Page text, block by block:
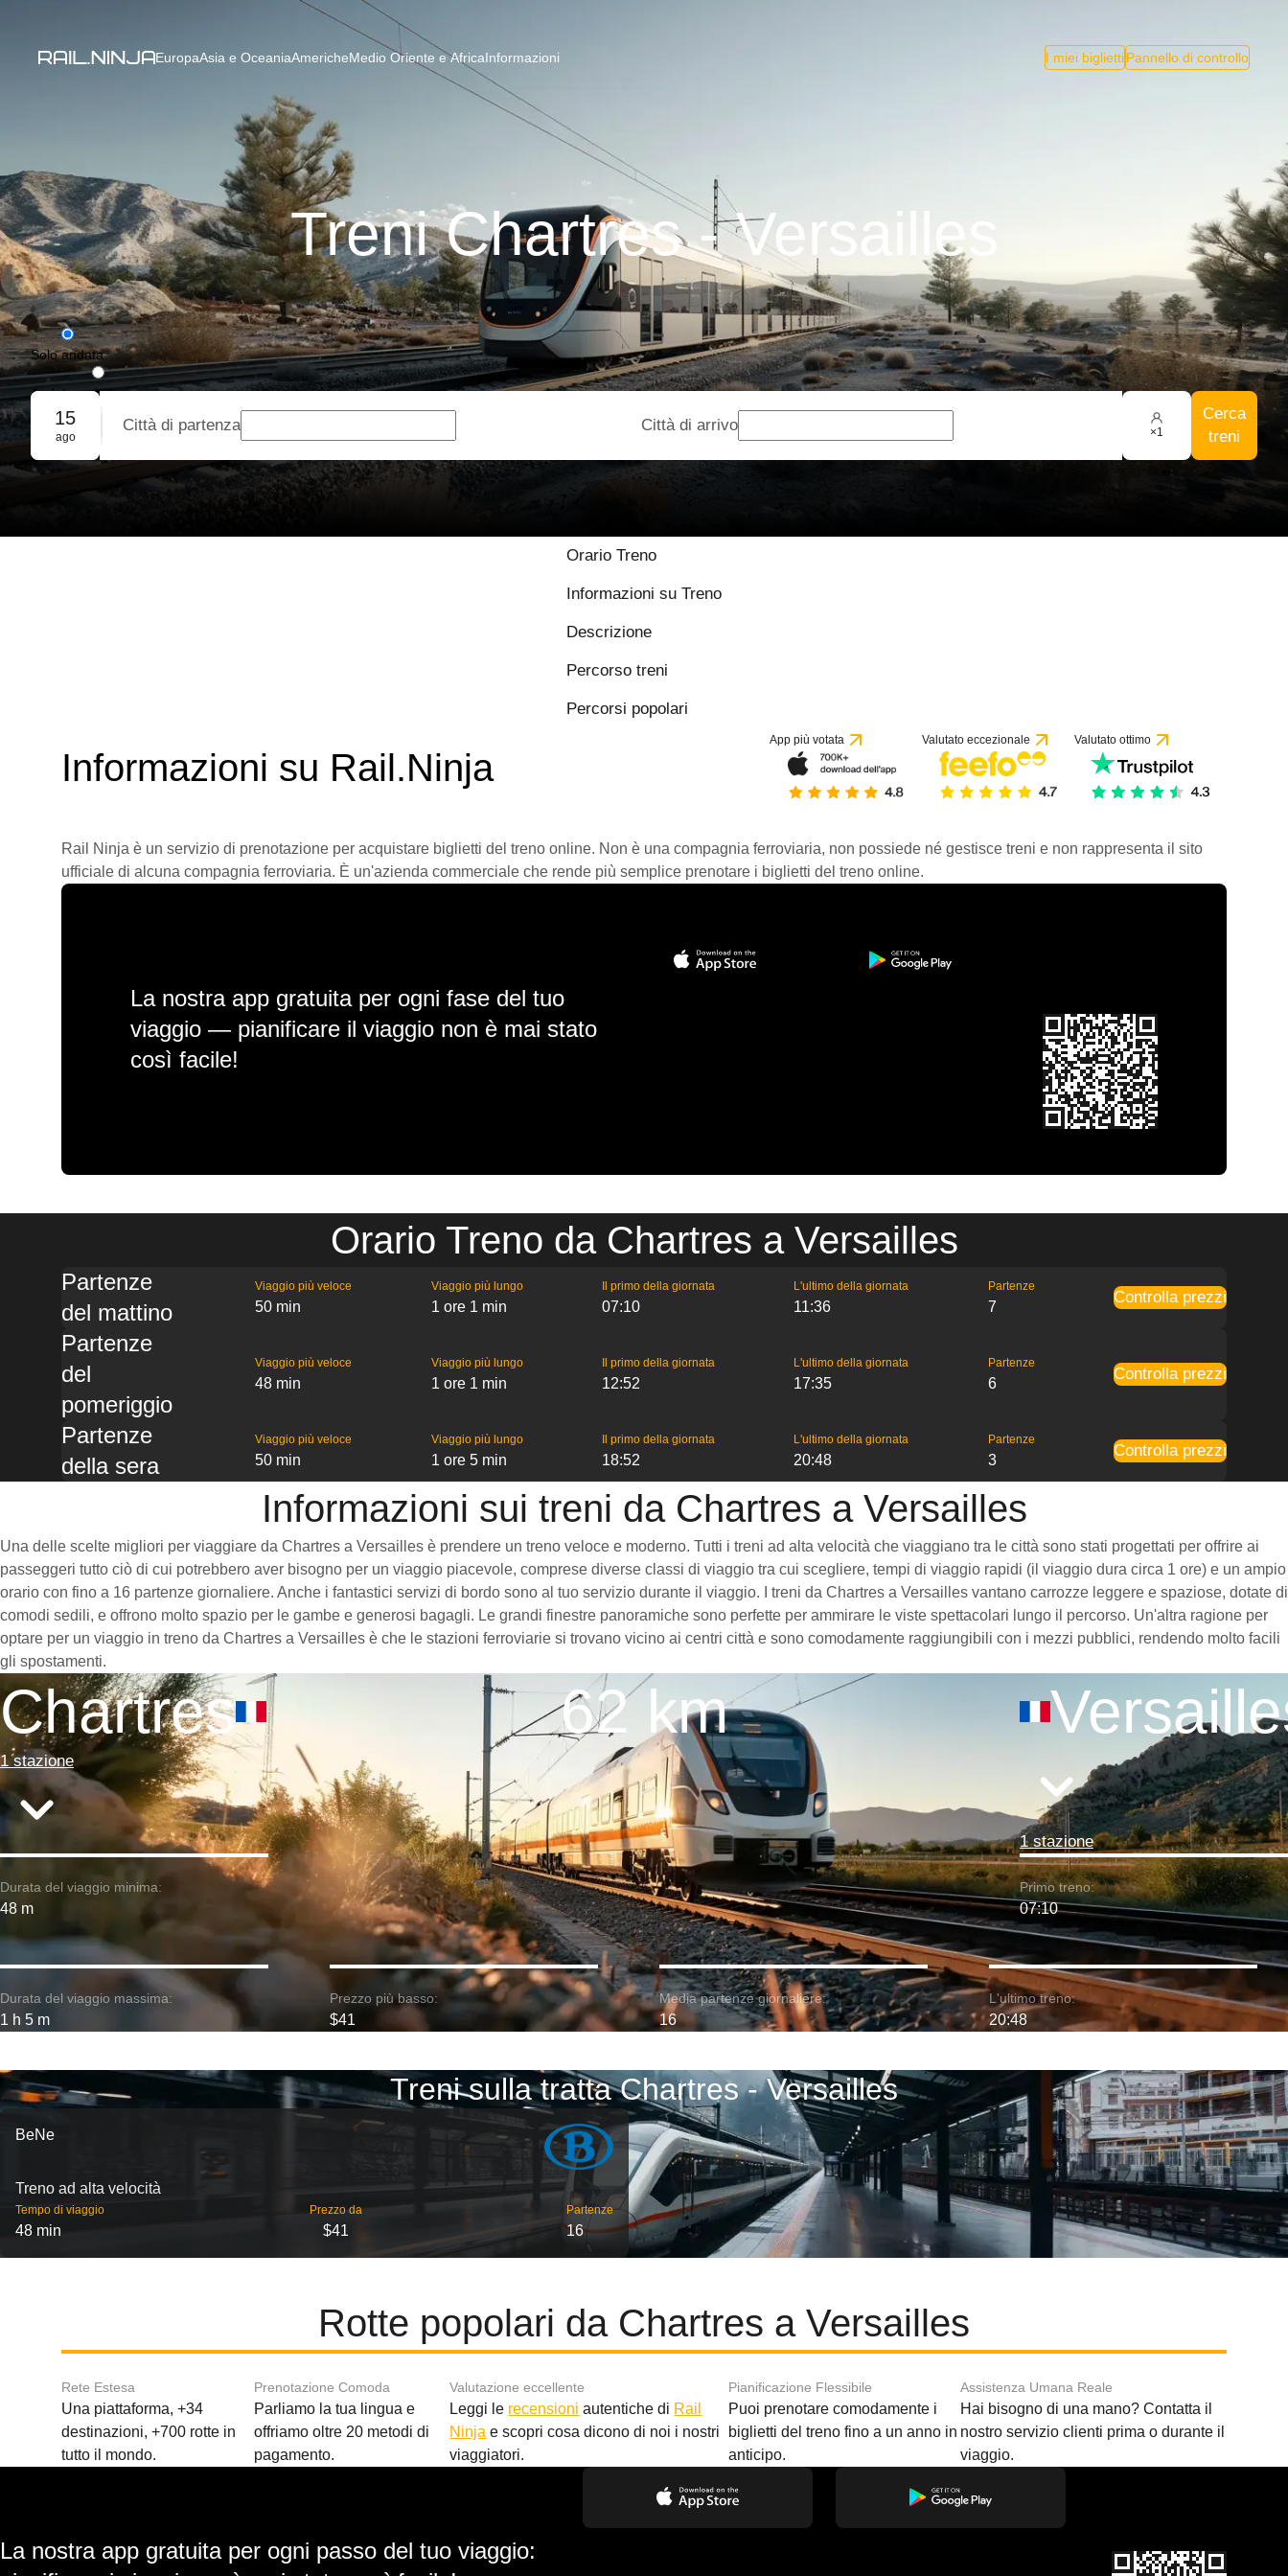
EuropaAsia e OceaniaAmericheMedio Oriente e AfricaInformazioni I miei bigliettiPannello di controllo
Treni Chartres - Versailles
Solo andata
Andata e ritorno
Prenotazione di gruppo
15
ago
Città di partenza Città di arrivo ×1
Cerca
treni
Orario Treno
Informazioni su Treno
Descrizione
Percorso treni
Percorsi popolari
Informazioni su Rail.Ninja
App più votata Valutato eccezionale Valutato ottimo
Rail Ninja è un servizio di prenotazione per acquistare biglietti del treno online. Non è una compagnia ferroviaria, non possiede né gestisce treni e non rappresenta il sito
ufficiale di alcuna compagnia ferroviaria. È un'azienda commerciale che rende più semplice prenotare i biglietti del treno online.
La nostra app gratuita per ogni fase del tuo
viaggio — pianificare il viaggio non è mai stato
così facile!
Orario Treno da Chartres a Versailles
Partenze
del mattino
Viaggio più veloce
50 min
Viaggio più lungo
1 ore 1 min
Il primo della giornata
07:10
L'ultimo della giornata
11:36
Partenze
7
Controlla prezzi
Partenze
del
pomeriggio
Viaggio più veloce
48 min
Viaggio più lungo
1 ore 1 min
Il primo della giornata
12:52
L'ultimo della giornata
17:35
Partenze
6
Controlla prezzi
Partenze
della sera
Viaggio più veloce
50 min
Viaggio più lungo
1 ore 5 min
Il primo della giornata
18:52
L'ultimo della giornata
20:48
Partenze
3
Controlla prezzi
Informazioni sui treni da Chartres a Versailles
Una delle scelte migliori per viaggiare da Chartres a Versailles è prendere un treno veloce e moderno. Tutti i treni ad alta velocità che viaggiano tra le città sono stati progettati per offrire ai
passeggeri tutto ciò di cui potrebbero aver bisogno per un viaggio piacevole, comprese diverse classi di viaggio tra cui scegliere, tempi di viaggio rapidi (il viaggio dura circa 1 ore) e un ampio
orario con fino a 16 partenze giornaliere. Anche i fantastici servizi di bordo sono al tuo servizio durante il viaggio. I treni da Chartres a Versailles vantano carrozze leggere e spaziose, dotate di
comodi sedili, e offrono molto spazio per le gambe e generosi bagagli. Le grandi finestre panoramiche sono perfette per ammirare le viste spettacolari lungo il percorso. Un'altra ragione per
optare per un viaggio in treno da Chartres a Versailles è che le stazioni ferroviarie si trovano vicino ai centri città e sono comodamente raggiungibili con i mezzi pubblici, rendendo molto facili
gli spostamenti.
Chartres
1 stazione
62 km
1 stazione
Durata del viaggio minima:
48 m
Primo treno:
07:10
Durata del viaggio massima:
1 h 5 m
Prezzo più basso:
$41
Media partenze giornaliere:
16
L'ultimo treno:
20:48
Treni sulla tratta Chartres - Versailles
BeNe
Treno ad alta velocità
Tempo di viaggio
48 min
Prezzo da
$41
Partenze
16
Rotte popolari da Chartres a Versailles
9 / 10 basato su 1 recensione
Rete Estesa
Una piattaforma, +34
destinazioni, +700 rotte in
tutto il mondo.
Prenotazione Comoda
Parliamo la tua lingua e
offriamo oltre 20 metodi di
pagamento.
Valutazione eccellente
Leggi le recensioni autentiche di Rail
Ninja e scopri cosa dicono di noi i nostri
viaggiatori.
Pianificazione Flessibile
Puoi prenotare comodamente i
biglietti del treno fino a un anno in
anticipo.
Assistenza Umana Reale
Hai bisogno di una mano? Contatta il
nostro servizio clienti prima o durante il
viaggio.
La nostra app gratuita per ogni passo del tuo viaggio: